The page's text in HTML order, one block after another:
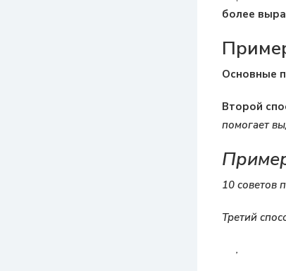
более
Основные
Второй
помогает
10 советов
Третий
,